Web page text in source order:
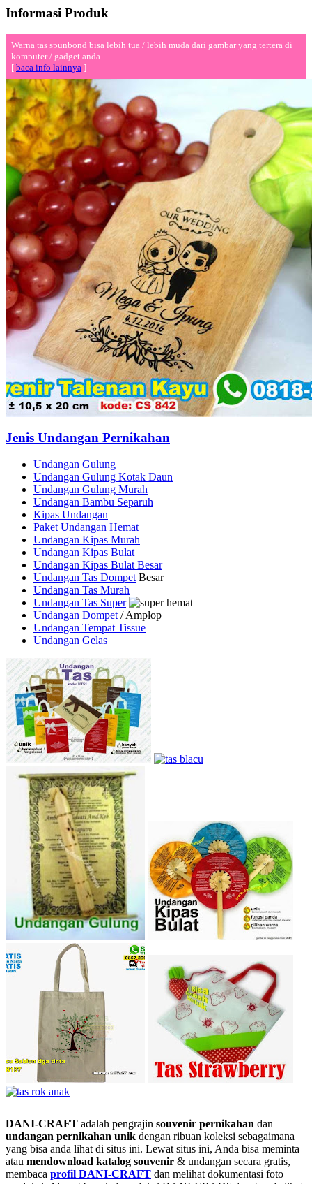
Informasi Produk
Warna tas spunbond bisa lebih tua / lebih muda dari gambar yang tertera di
komputer / gadget anda.
[ baca info lainnya ]
Jenis Undangan Pernikahan
Undangan Gulung
Undangan Gulung Kotak Daun
Undangan Gulung Murah
Undangan Bambu Separuh
Kipas Undangan
Paket Undangan Hemat
Undangan Kipas Murah
Undangan Kipas Bulat
Undangan Kipas Bulat Besar
Undangan Tas DompetBesar
Undangan Tas Murah
Undangan Tas Super
Undangan Dompet/ Amplop
Undangan Tempat Tissue
Undangan Gelas
DANI-CRAFT adalah pengrajin souvenir pernikahan dan
undangan pernikahan unik dengan ribuan koleksi sebagaimana
yang bisa anda lihat di situs ini. Lewat situs ini, Anda bisa meminta
atau mendownload katalog souvenir & undangan secara gratis,
membaca profil DANI-CRAFT dan melihat dokumentasi foto